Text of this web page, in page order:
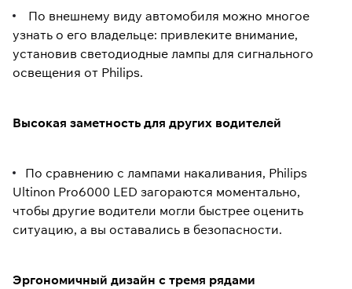
По внешнему виду автомобиля можно многое
узнать о его владельце: привлеките внимание,
установив светодиодные лампы для сигнального
освещения от Philips.
Высокая заметность для других водителей
По сравнению с лампами накаливания, Philips
Ultinon Pro6000 LED загораются моментально,
чтобы другие водители могли быстрее оценить
ситуацию, а вы оставались в безопасности.
Эргономичный дизайн с тремя рядами